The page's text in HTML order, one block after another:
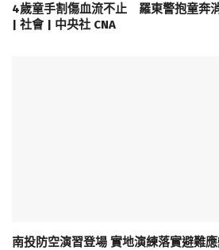
4歲童手割傷血流不止 羅東警抱童奔
| 社會 | 中央社 CNA
南投防空演習登場 實地演練落實避難